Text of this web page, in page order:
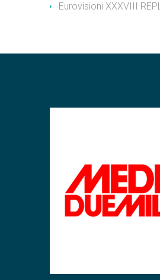
Eurovisioni XXXVIII